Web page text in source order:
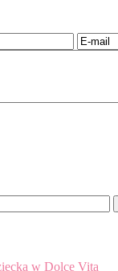
w Dolce Vita